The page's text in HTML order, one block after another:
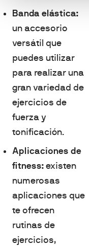
Banda elástica:
un accesorio
versátil que
puedes utilizar
para realizar una
gran variedad de
ejercicios de
fuerza y
tonificación.
Aplicaciones de
fitness: existen
numerosas
aplicaciones que
te ofrecen
rutinas de
ejercicios,